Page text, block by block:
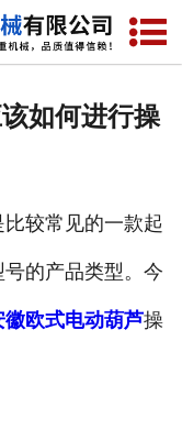
网站首页
资质荣誉
如何进行操
比较常见的一款起
的产品类型。今
徽欧式电动葫芦操